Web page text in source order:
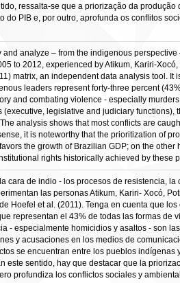
ressalta-se que a priorização da
do PIB e, por outro, aprofunda os conflitos
analyze – from the indigenous
to 2012, experienced by Atikum, Kariri-
matrix, an independent data analysis tool.
leaders represent forty-three percent
and combating violence - especially
legislative and judiciary
analysis shows that most conflicts are
it is noteworthy that the prioritization of
the growth of Brazilian GDP; on the
rights historically achieved by these
cara de indio - los procesos de resistencia,
las personas Atikum, Kariri- Xocó,
Hoefel et al. (2011). Tenga en cuenta que
representan el 43% de todas las formas
- especialmente homicidios y asaltos - son
y acusaciones en los medios de
se encuentran entre los pueblos
este sentido, hay que destacar que la
profundiza los conflictos sociales y